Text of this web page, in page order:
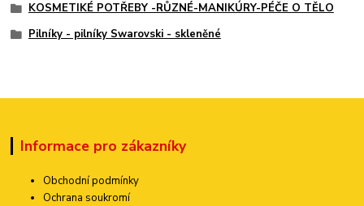
KOSMETIKÉ POTŘEBY -RŮZNÉ-MANIKÚRY-PÉČE O TĚLO
Pilníky - pilníky Swarovski - skleněné
Informace pro zákazníky
Obchodní podmínky
Ochrana soukromí